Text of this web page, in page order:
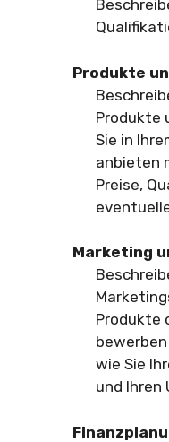
Produkte
Produkte
Sie in
anbieten
Preise,
Marketing
Produkte
wie Sie
und Ihren